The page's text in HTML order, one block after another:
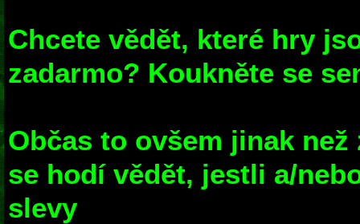
Chcete vědět, které hry
zadarmo? Koukněte se
Občas to ovšem jinak než
se hodí vědět, jestli a/
slevy